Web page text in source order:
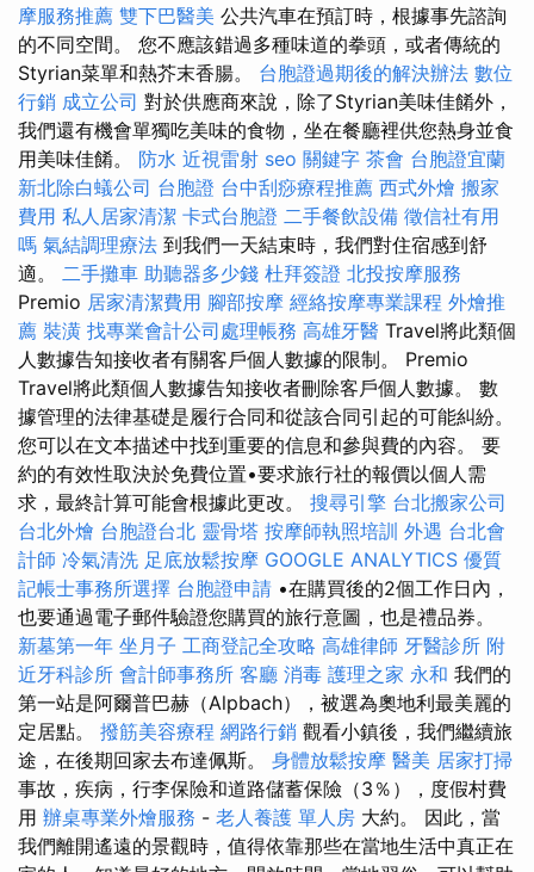
摩服務推薦 雙下巴醫美 公共汽車在預訂時，根據事先諮詢
的不同空間。 您不應該錯過多種味道的拳頭，或者傳統的
Styrian菜單和熱芥末香腸。 台胞證過期後的解決辦法 數位
行銷 成立公司 對於供應商來說，除了Styrian美味佳餚外，
我們還有機會單獨吃美味的食物，坐在餐廳裡供您熱身並食
用美味佳餚。 防水 近視雷射 seo 關鍵字 茶會 台胞證宜蘭
新北除白蟻公司 台胞證 台中刮痧療程推薦 西式外燴 搬家
費用 私人居家清潔 卡式台胞證 二手餐飲設備 徵信社有用
嗎 氣結調理療法 到我們一天結束時，我們對住宿感到舒
適。 二手攤車 助聽器多少錢 杜拜簽證 北投按摩服務
Premio 居家清潔費用 腳部按摩 經絡按摩專業課程 外燴推
薦 裝潢 找專業會計公司處理帳務 高雄牙醫 Travel將此類個
人數據告知接收者有關客戶個人數據的限制。 Premio
Travel將此類個人數據告知接收者刪除客戶個人數據。 數
據管理的法律基礎是履行合同和從該合同引起的可能糾紛。
您可以在文本描述中找到重要的信息和參與費的內容。 要
約的有效性取決於免費位置•要求旅行社的報價以個人需
求，最終計算可能會根據此更改。 搜尋引擎 台北搬家公司
台北外燴 台胞證台北 靈骨塔 按摩師執照培訓 外遇 台北會
計師 冷氣清洗 足底放鬆按摩 GOOGLE ANALYTICS 優質
記帳士事務所選擇 台胞證申請 •在購買後的2個工作日內，
也要通過電子郵件驗證您購買的旅行意圖，也是禮品券。
新墓第一年 坐月子 工商登記全攻略 高雄律師 牙醫診所 附
近牙科診所 會計師事務所 客廳 消毒 護理之家 永和 我們的
第一站是阿爾普巴赫（Alpbach），被選為奧地利最美麗的
定居點。 撥筋美容療程 網路行銷 觀看小鎮後，我們繼續旅
途，在後期回家去布達佩斯。 身體放鬆按摩 醫美 居家打掃
事故，疾病，行李保險和道路儲蓄保險（3％），度假村費
用 辦桌專業外燴服務 - 老人養護 單人房 大約。 因此，當
我們離開遙遠的景觀時，值得依靠那些在當地生活中真正在